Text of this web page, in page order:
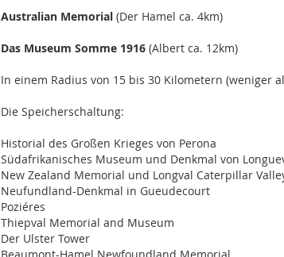
Australian Memorial(Der Hamel ca. 4km)
Das Museum Somme 1916(Albert ca. 12km)
In einem Radius von 15 bis 30 Kilometern (weniger
Die Speicherschaltung:
Historial des Großen Krieges von Perona
Südafrikanisches Museum und Denkmal von
New Zealand Memorial und Longval Caterpillar
Neufundland-Denkmal in Gueudecourt
Poziéres
Thiepval Memorial and Museum
Der Ulster Tower